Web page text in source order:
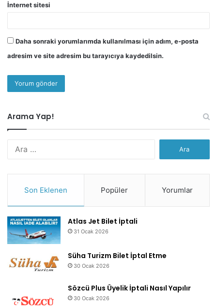
İnternet sitesi
Daha sonraki yorumlarımda kullanılması için adım, e-posta
adresim ve site adresim bu tarayıcıya kaydedilsin.
Arama Yap!
Son Eklenen Popüler Yorumlar
Atlas Jet Bilet İptali
31 Ocak 2026
Süha Turizm Bilet İptal Etme
30 Ocak 2026
Sözcü Plus Üyelik İptali Nasıl Yapılır
30 Ocak 2026